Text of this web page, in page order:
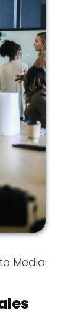
Media